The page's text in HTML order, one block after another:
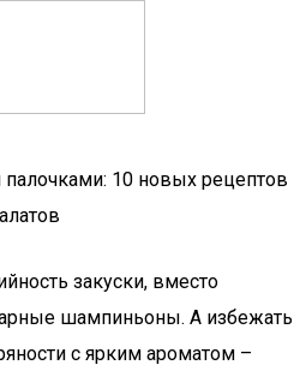
10 новых рецептов
закуски, вместо
шампиньоны. А избежать
с ярким ароматом –